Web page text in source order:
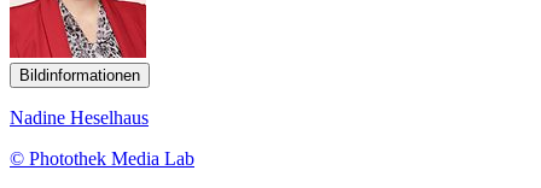
Bildinformationen
Nadine Heselhaus
© Photothek Media Lab